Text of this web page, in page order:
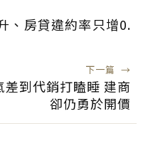
、房貸違約率只增0.
下一篇 →
到代銷打瞌睡 建商
卻仍勇於開價